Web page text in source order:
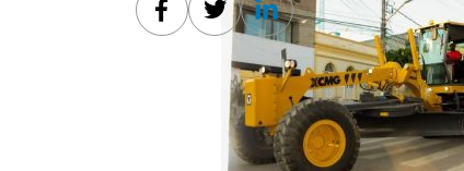
Facebook
TwitterLinkedin